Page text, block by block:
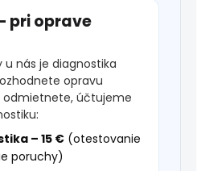
pri oprave
u nás je diagnostika
opravu
odmietnete, účtujeme
– 15 € (otestovanie
poruchy)